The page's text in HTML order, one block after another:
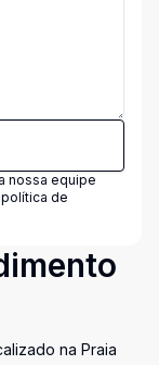
nossa equipe
política de
na Praia